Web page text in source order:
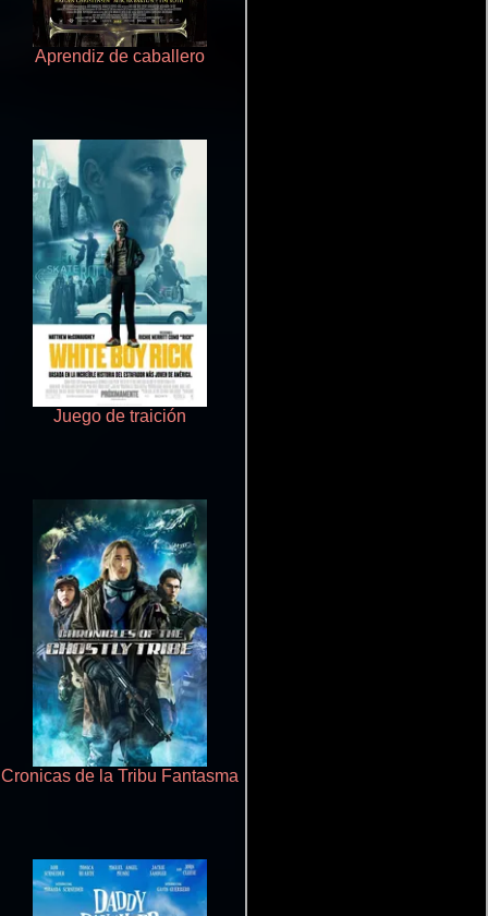
Aprendiz de caballero
Juego de traición
Cronicas de la Tribu Fantasma